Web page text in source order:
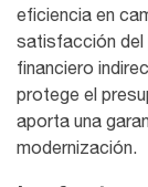
eficiencia en
satisfacción del
financiero
protege el
aporta una
modernización.